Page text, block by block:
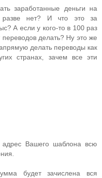
заработанные деньги на
разве нет? И что это за
А если у кого-то в 100 раз
делать? Ну это же
делать переводы как
странах, зачем все эти
адрес Вашего шаблона всю
будет зачислена вся